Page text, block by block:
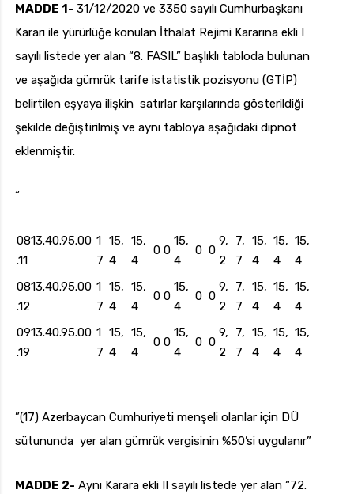
MADDE 1- 31/12/2020 ve 3350 sayılı Cumhurbaşkanı
Kararı ile yürürlüğe konulan İthalat Rejimi Kararına ekli I
sayılı listede yer alan “8. FASIL” başlıklı tabloda bulunan
ve aşağıda gümrük tarife istatistik pozisyonu (GTİP)
belirtilen eşyaya ilişkin satırlar karşılarında gösterildiği
şekilde değiştirilmiş ve aynı tabloya aşağıdaki dipnot
eklenmiştir.
“
0813.40.95.00
.11
1
7
15,
4
15,
4
0 0
15,
4
0 0
9,
2
7,
7
15,
4
15,
4
15,
4
0813.40.95.00
.12
1
7
15,
4
15,
4
0 0
15,
4
0 0
9,
2
7,
7
15,
4
15,
4
15,
4
0913.40.95.00
.19
1
7
15,
4
15,
4
0 0
15,
4
0 0
9,
2
7,
7
15,
4
15,
4
15,
4
”(17) Azerbaycan Cumhuriyeti menşeli olanlar için DÜ
sütununda yer alan gümrük vergisinin %50’si uygulanır”
MADDE 2- Aynı Karara ekli II sayılı listede yer alan “72.